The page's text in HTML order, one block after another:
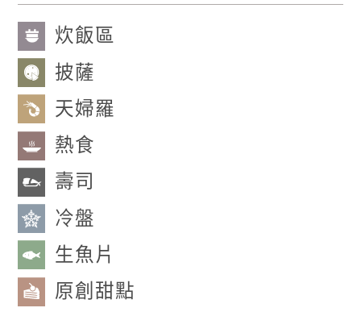
炊飯區
披薩
天婦羅
熱食
壽司
冷盤
生魚片
原創甜點